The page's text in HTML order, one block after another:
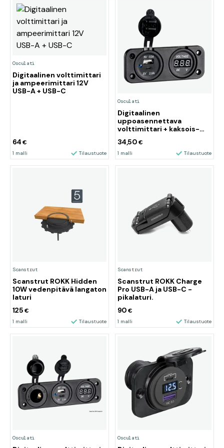
Osculati
Digitaalinen volttimittari
ja ampeerimittari 12V
USB-A + USB-C
64€
1 malli Tilaustuote
Osculati
Digitaalinen
uppoasennettava
volttimittari + kaksois-
34,50 €
1 malli Tilaustuote
Scanstrut
Scanstrut ROKK Hidden
10W vedenpitävä langaton
laturi
125 €
1 malli Tilaustuote
Scanstrut
Scanstrut ROKK Charge
Pro USB-A ja USB-C -
pikalaturi.
90€
1 malli Tilaustuote
Osculati Osculati